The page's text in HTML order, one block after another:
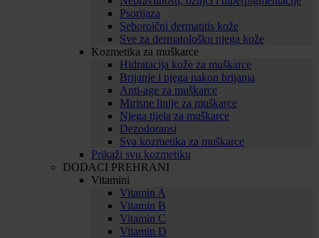
Psorijaza
Seboroični dermatitis kože
Sve za dermatološku njega kože
Kozmetika za muškarce
Hidratacija kože za muškarce
Brijanje i njega nakon brijanja
Anti-age za muškarce
Mirisne linije za muškarce
Njega tijela za muškarce
Dezodoransi
Sva kozmetika za muškarce
Prikaži svu kozmetiku
DODACI PREHRANI
Vitamini
Vitamin A
Vitamin B
Vitamin C
Vitamin D